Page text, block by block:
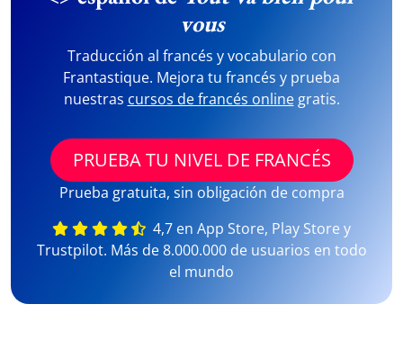
vous
Traducción al francés y vocabulario con
Frantastique. Mejora tu francés y prueba
nuestras cursos de francés onlinegratis.
PRUEBA TU NIVEL DE FRANCÉS
Prueba gratuita, sin obligación de compra
4,7 en App Store, Play Store y
Trustpilot. Más de 8.000.000 de usuarios en todo
el mundo